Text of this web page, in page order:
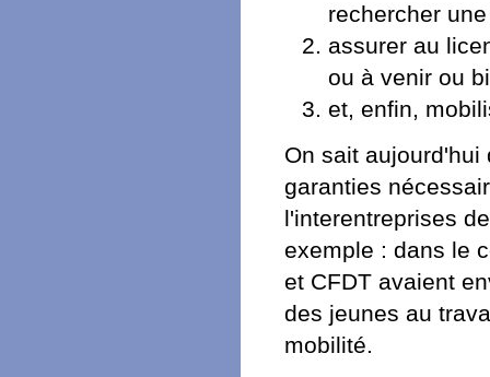
rechercher
assurer au
ou à venir ou
et, enfin,
On sait
garanties
l'interentreprises
exemple : dans le
et CFDT avaient
des jeunes au
mobilité.